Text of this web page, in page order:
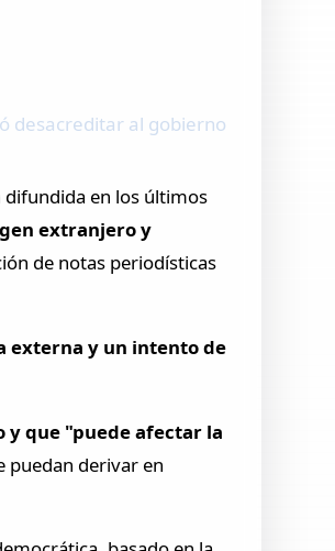
desacreditar al gobierno
en los últimos
extranjero y
de notas periodísticas
externa y un intento de
que "puede afectar la
puedan derivar en